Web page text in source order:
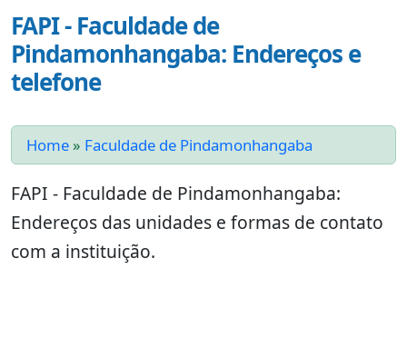
FAPI - Faculdade de
Pindamonhangaba: Endereços e
telefone
Home » Faculdade de Pindamonhangaba
FAPI - Faculdade de Pindamonhangaba:
Endereços das unidades e formas de contato
com a instituição.